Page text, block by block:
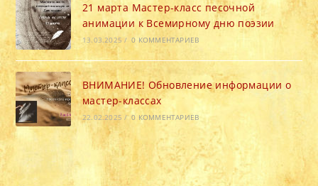
21 марта Мастер-класс песочной
анимации к Всемирному дню поэзии
13.03.2025 / 0 КОММЕНТАРИЕВ
ВНИМАНИЕ! Обновление информации о
мастер-классах
22.02.2025 / 0 КОММЕНТАРИЕВ